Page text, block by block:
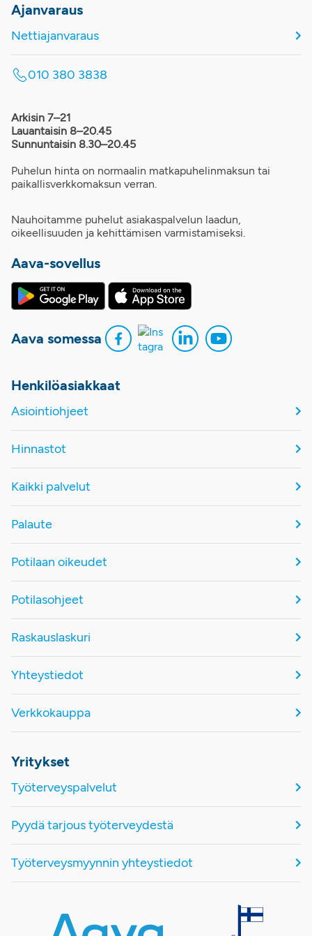
Ajanvaraus
Nettiajanvaraus
010 380 3838
Arkisin 7–21
Lauantaisin 8–20.45
Sunnuntaisin 8.30–20.45
Puhelun hinta on normaalin matkapuhelinmaksun tai
paikallisverkkomaksun verran.
Nauhoitamme puhelut asiakaspalvelun laadun,
oikeellisuuden ja kehittämisen varmistamiseksi.
Aava-sovellus
Aava somessa
Henkilöasiakkaat
Asiointiohjeet
Hinnastot
Kaikki palvelut
Palaute
Potilaan oikeudet
Potilasohjeet
Raskauslaskuri
Yhteystiedot
Verkkokauppa
Yritykset
Työterveyspalvelut
Pyydä tarjous työterveydestä
Työterveysmyynnin yhteystiedot